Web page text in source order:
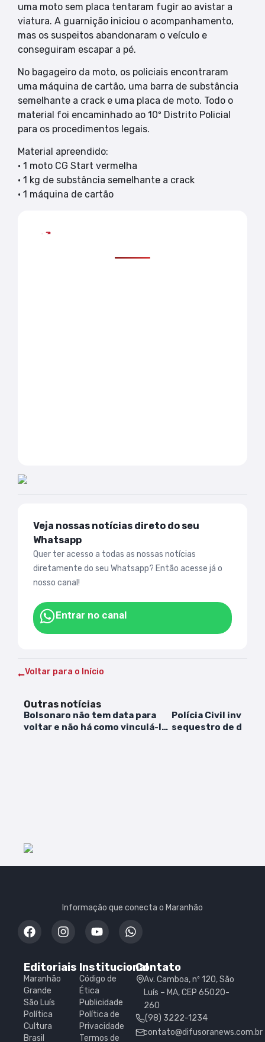
uma moto sem placa tentaram fugir ao avistar a
viatura. A guarnição iniciou o acompanhamento,
mas os suspeitos abandonaram o veículo e
conseguiram escapar a pé.
No bagageiro da moto, os policiais encontraram
uma máquina de cartão, uma barra de substância
semelhante a crack e uma placa de moto. Todo o
material foi encaminhado ao 10º Distrito Policial
para os procedimentos legais.
Material apreendido:
• 1 moto CG Start vermelha
• 1 kg de substância semelhante a crack
• 1 máquina de cartão
Veja nossas notícias direto do seu
Whatsapp
Quer ter acesso a todas as nossas notícias
diretamente do seu Whatsapp? Então acesse já o
nosso canal!
Entrar no canal
Voltar para o Início
Outras notícias
Bolsonaro não tem data para
voltar e não há como vinculá-lo
Polícia Civil
sequestro de dono
Informação que conecta o Maranhão
Editoriais
Maranhão
Grande
São Luís
Política
Cultura
Brasil
Institucional
Código de
Ética
Publicidade
Política de
Privacidade
Termos de
Contato
Av. Camboa, nº 120, São
Luís – MA, CEP 65020-
260
(98) 3222-1234
contato@difusoranews.com.br